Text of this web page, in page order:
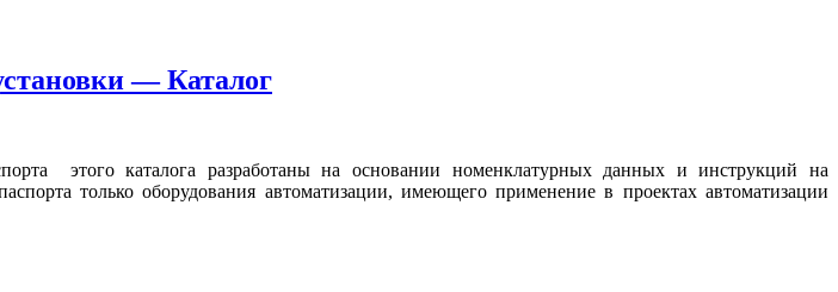
— Каталог
этого каталога разработаны на основании номенклатурных данных и инструкций на
только оборудования автоматизации, имеющего применение в проектах автоматизации